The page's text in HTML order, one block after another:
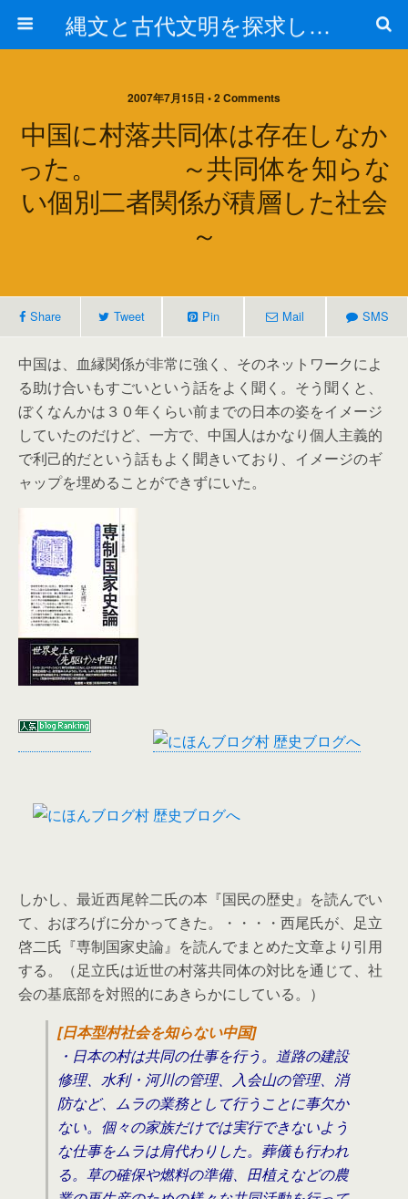
縄文と古代文明を探求しよう！
2007年7月15日 • 2 Comments
中国に村落共同体は存在しなか
った。 ～共同体を知らな
い個別二者関係が積層した社会
～
Share Tweet Pin Mail SMS
中国は、血縁関係が非常に強く、そのネットワークによ
る助け合いもすごいという話をよく聞く。そう聞くと、
ぼくなんかは３０年くらい前までの日本の姿をイメージ
していたのだけど、一方で、中国人はかなり個人主義的
で利己的だという話もよく聞きいており、イメージのギ
ャップを埋めることができずにいた。
しかし、最近西尾幹二氏の本『国民の歴史』を読んでい
て、おぼろげに分かってきた。・・・・西尾氏が、足立
啓二氏『専制国家史論』を読んでまとめた文章より引用
する。（足立氏は近世の村落共同体の対比を通じて、社
会の基底部を対照的にあきらかにしている。）
[日本型村社会を知らない中国]
・日本の村は共同の仕事を行う。道路の建設
修理、水利・河川の管理、入会山の管理、消
防など、ムラの業務として行うことに事欠か
ない。個々の家族だけでは実行できないよう
な仕事をムラは肩代わりした。葬儀も行われ
る。草の確保や燃料の準備、田植えなどの農